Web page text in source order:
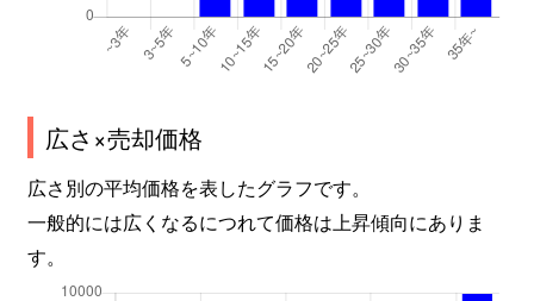
広さ×売却価格
広さ別の平均価格を表したグラフです。
一般的には広くなるにつれて価格は上昇傾向にありま
す。